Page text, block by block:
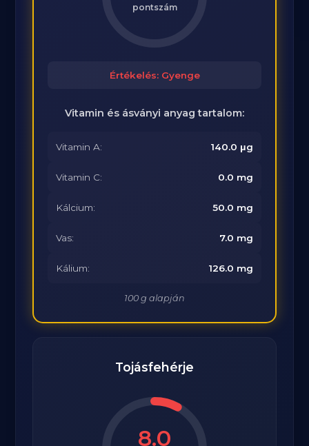
pontszám
Értékelés: Gyenge
Vitamin és ásványi anyag tartalom:
Vitamin A: 140.0 μg
Vitamin C: 0.0 mg
Kálcium: 50.0 mg
Vas: 7.0 mg
Kálium: 126.0 mg
100 g alapján
Tojásfehérje
8.0